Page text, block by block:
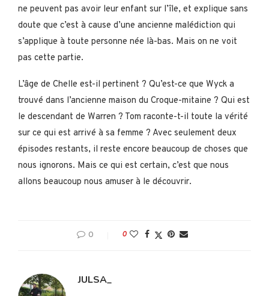
ne peuvent pas avoir leur enfant sur l’île, et explique sans
doute que c’est à cause d’une ancienne malédiction qui
s’applique à toute personne née là-bas. Mais on ne voit
pas cette partie.
L’âge de Chelle est-il pertinent ? Qu’est-ce que Wyck a
trouvé dans l’ancienne maison du Croque-mitaine ? Qui est
le descendant de Warren ? Tom raconte-t-il toute la vérité
sur ce qui est arrivé à sa femme ? Avec seulement deux
épisodes restants, il reste encore beaucoup de choses que
nous ignorons. Mais ce qui est certain, c’est que nous
allons beaucoup nous amuser à le découvrir.
0 0
JULSA_